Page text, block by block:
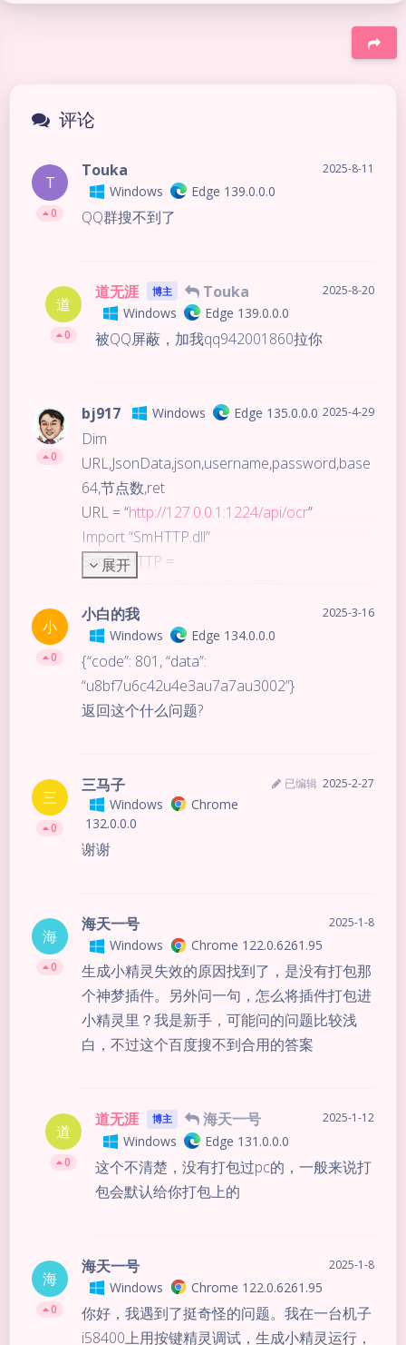
评论
T
0
Touka
Windows Edge 139.0.0.0
2025-8-11
QQ群搜不到了
道
0
道无涯 博主 Touka
Windows Edge 139.0.0.0
2025-8-20
被QQ屏蔽，加我qq942001860拉你
0
bj917 Windows Edge 135.0.0.0 2025-4-29
Dim
URL,JsonData,json,username,password,base
64,节点数,ret
URL = “http://127.0.0.1:1224/api/ocr”
Import “SmHTTP.dll”
Set SmHTTP =
base64=Plugin.SMWH.Base64
File(图片路径)
JsonData = SmHTTP.JsonData(
“base64”,base64 ,
“Content-Type”, “application/json”
)
//Call RunApp(“notepad”)
//SayString json
If SmHTTP.GetStatus() = 200 Then
If SmHTTP.GetJSON(json, “code”)=100 Then
&”;return json1.data.length;
{alert(json1.data.length)};”)
TracePrint “数组长度为:” & t
For i=0 to t-1
识别的文本 = SmHTTP.GetJSON(json,
“data[“& i &”][‘text’]”)
next
Else
对接umiocr=-1
End If
End If
展开
小
0
小白的我
Windows Edge 134.0.0.0
2025-3-16
{“code”: 801, “data”:
“u8bf7u6c42u4e3au7a7au3002”}
返回这个什么问题?
三
0
三马子
Windows
Chrome
132.0.0.0
已编辑 2025-2-27
谢谢
海
0
海天一号
Windows Chrome 122.0.6261.95
2025-1-8
生成小精灵失效的原因找到了，是没有打包那
个神梦插件。另外问一句，怎么将插件打包进
小精灵里？我是新手，可能问的问题比较浅
白，不过这个百度搜不到合用的答案
道
0
道无涯 博主 海天一号
Windows Edge 131.0.0.0
2025-1-12
这个不清楚，没有打包过pc的，一般来说打
包会默认给你打包上的
海
0
海天一号
Windows Chrome 122.0.6261.95
2025-1-8
你好，我遇到了挺奇怪的问题。我在一台机子
i58400上用按键精灵调试，生成小精灵运行，